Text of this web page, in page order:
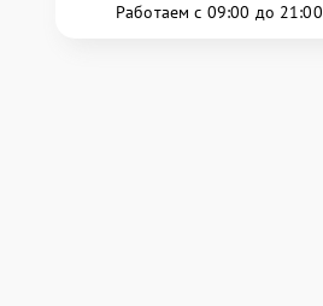
Работаем с 09:00 до 21:00